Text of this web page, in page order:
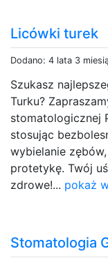
Licówki turek
Dodano: 4 lata 3
Szukasz
Turku?
stomatologicznej
stosując
wybielanie
protetykę. Twój
zdrowe!... pokaż
Stomatologia